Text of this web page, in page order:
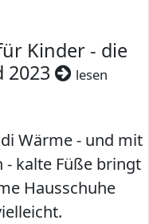
Kinder - die
2023
lesen
Wärme - und mit
- kalte Füße bringt
Hausschuhe